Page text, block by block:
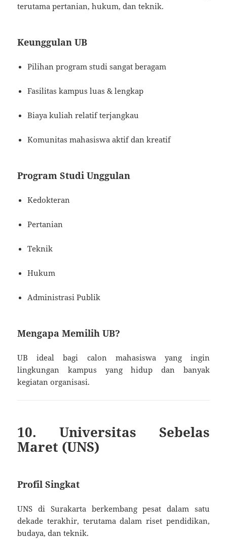
terutama pertanian, hukum, dan teknik.
Keunggulan UB
Pilihan program studi sangat beragam
Fasilitas kampus luas & lengkap
Biaya kuliah relatif terjangkau
Komunitas mahasiswa aktif dan kreatif
Program Studi Unggulan
Kedokteran
Pertanian
Teknik
Hukum
Administrasi Publik
Mengapa Memilih UB?
UB ideal bagi calon mahasiswa yang ingin
lingkungan kampus yang hidup dan banyak
kegiatan organisasi.
10. Universitas Sebelas
Maret (UNS)
Profil Singkat
UNS di Surakarta berkembang pesat dalam satu
dekade terakhir, terutama dalam riset pendidikan,
budaya, dan teknik.